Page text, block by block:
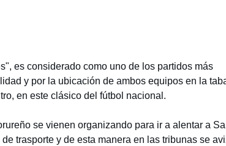
es considerado como uno de los partidos más
y por la ubicación de ambos equipos en la
en este clásico del fútbol nacional.
se vienen organizando para ir a alentar a
trasporte y de esta manera en las tribunas se